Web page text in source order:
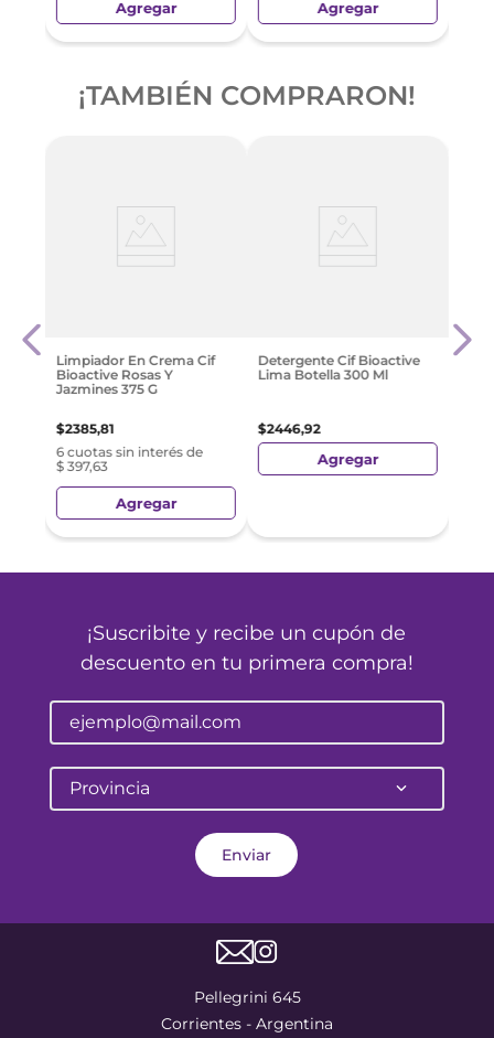
Agregar Agregar
¡TAMBIÉN COMPRARON!
Limpiador En Crema Cif
Bioactive Rosas Y
Jazmines 375 G
$2385,81
6 cuotas sin interés de
$ 397,63
Agregar
Detergente Cif Bioactive
Lima Botella 300 Ml
$2446,92
Agregar
$
¡Suscribite y recibe un cupón de
descuento en tu primera compra!
Provincia
Enviar
Pellegrini 645
Corrientes - Argentina